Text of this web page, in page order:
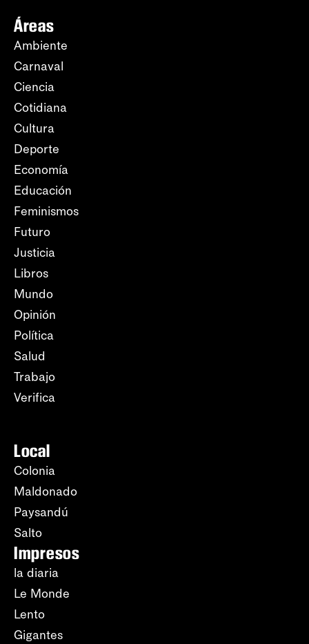
Áreas
Ambiente
Carnaval
Ciencia
Cotidiana
Cultura
Deporte
Economía
Educación
Feminismos
Futuro
Justicia
Libros
Mundo
Opinión
Política
Salud
Trabajo
Verifica
Local
Colonia
Maldonado
Paysandú
Salto
Impresos
la diaria
Le Monde
Lento
Gigantes